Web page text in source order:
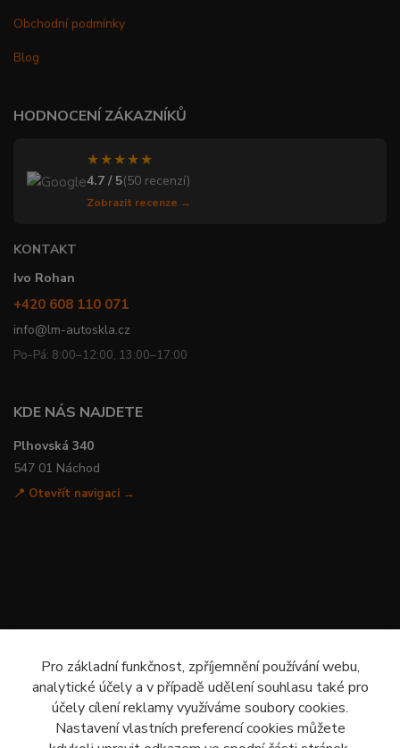
Obchodní podmínky
Blog
HODNOCENÍ ZÁKAZNÍKŮ
★★★★★
4.7 / 5(50 recenzí)
Zobrazit recenze →
KONTAKT
Ivo Rohan
+420 608 110 071
info@lm-autoskla.cz
Po-Pá: 8:00–12:00, 13:00–17:00
KDE NÁS NAJDETE
Plhovská 340
547 01 Náchod
📍 Otevřít navigaci →
Pro základní funkčnost, zpříjemnění používání webu,
analytické účely a v případě udělení souhlasu také pro
účely cílení reklamy využíváme soubory cookies.
Nastavení vlastních preferencí cookies můžete